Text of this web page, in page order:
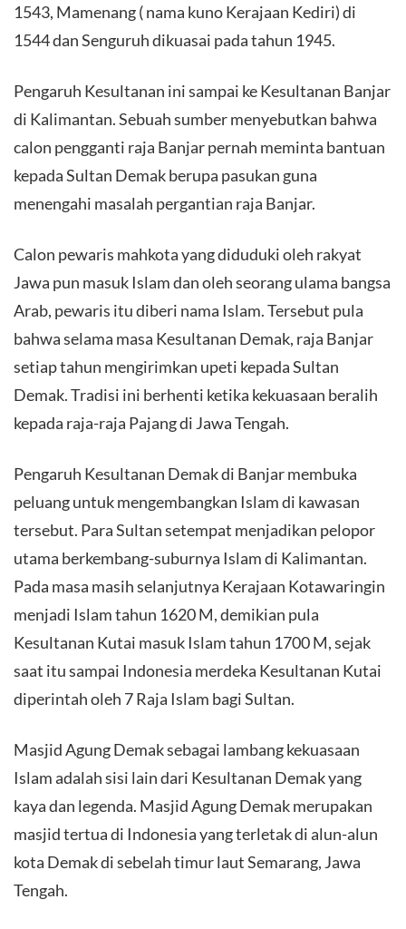
1543, Mamenang ( nama kuno Kerajaan Kediri) di
1544 dan Senguruh dikuasai pada tahun 1945.
Pengaruh Kesultanan ini sampai ke Kesultanan Banjar
di Kalimantan. Sebuah sumber menyebutkan bahwa
calon pengganti raja Banjar pernah meminta bantuan
kepada Sultan Demak berupa pasukan guna
menengahi masalah pergantian raja Banjar.
Calon pewaris mahkota yang diduduki oleh rakyat
Jawa pun masuk Islam dan oleh seorang ulama bangsa
Arab, pewaris itu diberi nama Islam. Tersebut pula
bahwa selama masa Kesultanan Demak, raja Banjar
setiap tahun mengirimkan upeti kepada Sultan
Demak. Tradisi ini berhenti ketika kekuasaan beralih
kepada raja-raja Pajang di Jawa Tengah.
Pengaruh Kesultanan Demak di Banjar membuka
peluang untuk mengembangkan Islam di kawasan
tersebut. Para Sultan setempat menjadikan pelopor
utama berkembang-suburnya Islam di Kalimantan.
Pada masa masih selanjutnya Kerajaan Kotawaringin
menjadi Islam tahun 1620 M, demikian pula
Kesultanan Kutai masuk Islam tahun 1700 M, sejak
saat itu sampai Indonesia merdeka Kesultanan Kutai
diperintah oleh 7 Raja Islam bagi Sultan.
Masjid Agung Demak sebagai lambang kekuasaan
Islam adalah sisi lain dari Kesultanan Demak yang
kaya dan legenda. Masjid Agung Demak merupakan
masjid tertua di Indonesia yang terletak di alun-alun
kota Demak di sebelah timur laut Semarang, Jawa
Tengah.